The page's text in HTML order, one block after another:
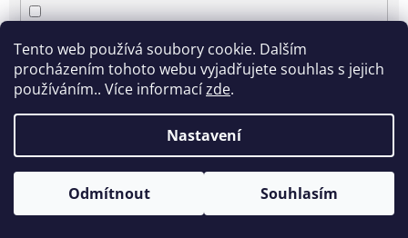
Tento web používá soubory cookie. Dalším
procházením tohoto webu vyjadřujete souhlas s jejich
používáním.. Více informacízde.
Nastavení
Odmítnout Souhlasím
Ultra Silencer ZUSG 4061 13
Ultra Silencer ZUSGREEN 13